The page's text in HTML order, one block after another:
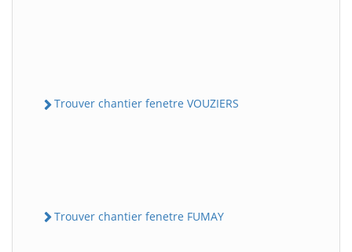
Trouver chantier fenetre VOUZIERS
Trouver chantier fenetre FUMAY